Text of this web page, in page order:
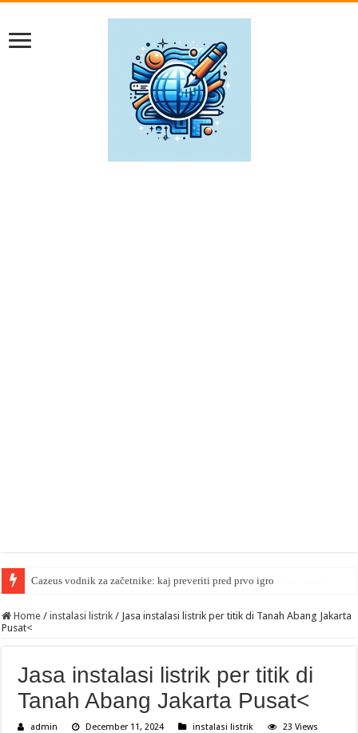
Cazeus vodnik za začetnike: kaj preveriti pred prvo igro
Home / instalasi listrik / Jasa instalasi listrik per titik di Tanah Abang Jakarta
Pusat<
Jasa instalasi listrik per titik di
Tanah Abang Jakarta Pusat<
admin December 11, 2024 instalasi listrik 23 Views